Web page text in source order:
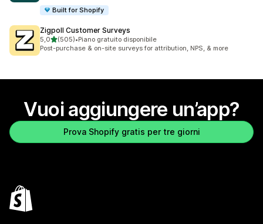
Built for Shopify
Zigpoll Customer Surveys
5,0stelle su 5
(505)
505 recensioni totali
•Piano gratuito disponibile
Post-purchase & on-site surveys for attribution, NPS, & more
Vuoi aggiungere un’app?
Prova Shopify gratis per tre giorni